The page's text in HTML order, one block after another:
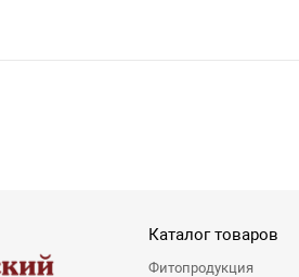
Каталог товаров
Фитопродукция